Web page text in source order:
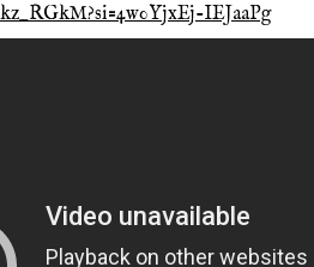
IEJaaPg